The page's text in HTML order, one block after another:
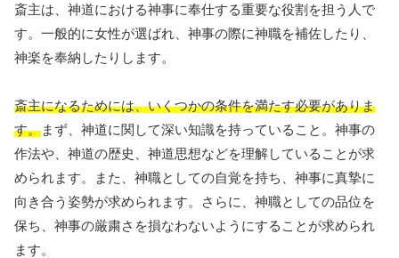
斎主は、神道における神事に奉仕する重要な役割を担う人で
す。一般的に女性が選ばれ、神事の際に神職を補佐したり、
神楽を奉納したりします。
斎主になるためには、いくつかの条件を満たす必要がありま
す。まず、神道に関して深い知識を持っていること。神事の
作法や、神道の歴史、神道思想などを理解していることが求
められます。また、神職としての自覚を持ち、神事に真摯に
向き合う姿勢が求められます。さらに、神職としての品位を
保ち、神事の厳粛さを損なわないようにすることが求められ
ます。